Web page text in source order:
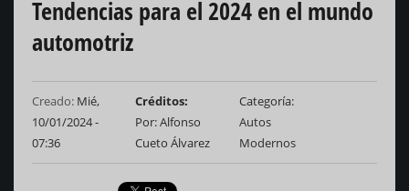
Tendencias para el 2024 en el mundo
automotriz
Creado: Mié,
10/01/2024 -
07:36
Créditos
Por: Alfonso
Cueto Álvarez
Categoría
Autos
Modernos